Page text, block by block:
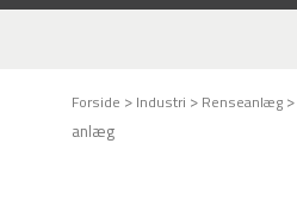
Forside > Industri > Renseanlæg >
anlæg